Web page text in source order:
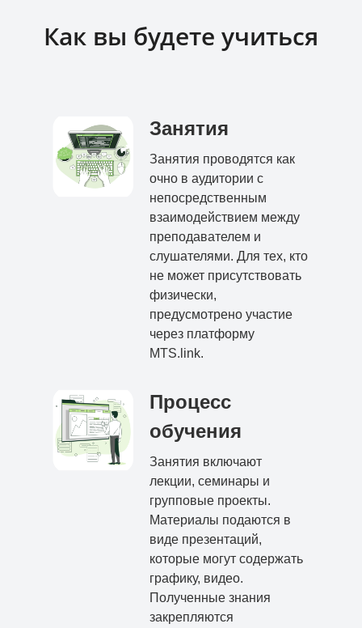
Как вы будете учиться
Занятия
Занятия проводятся как
очно в аудитории с
непосредственным
взаимодействием между
преподавателем и
слушателями. Для тех, кто
не может присутствовать
физически,
предусмотрено участие
через платформу
MTS.link.
Процесс
обучения
Занятия включают
лекции, семинары и
групповые проекты.
Материалы подаются в
виде презентаций,
которые могут содержать
графику, видео.
Полученные знания
закрепляются